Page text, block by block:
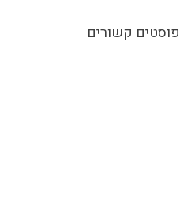
פוסטים קשורים